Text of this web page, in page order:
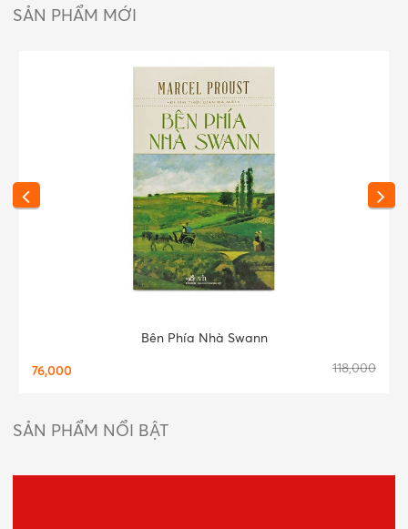
SẢN PHẨM MỚI
Bên Phía Nhà Swann
76,000 118,000
SẢN PHẨM NỔI BẬT